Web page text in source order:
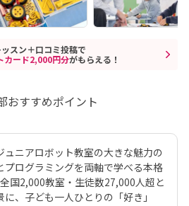
スン＋口コミ投稿で
ード2,000円分がもらえる！
おすすめポイント
ュニアロボット教室の大きな魅力の
プログラミングを両軸で学べる本格
国2,000教室・生徒数27,000人超と
、子ども一人ひとりの「好き」